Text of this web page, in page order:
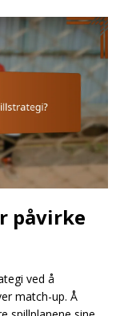
påvirke
ved å
match-up. Å